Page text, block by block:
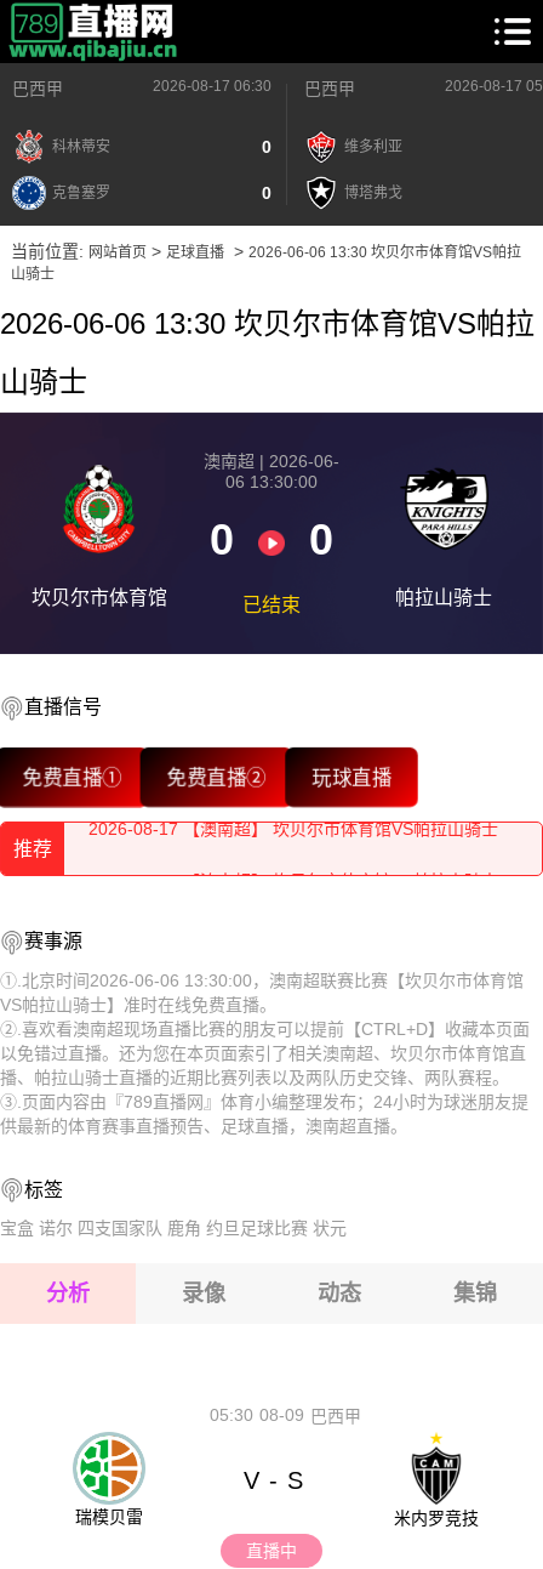
巴西甲 2026-08-17 06:30
科林蒂安 0
克鲁塞罗 0
巴西甲 2026-08-17
维多利亚
博塔弗戈
当前位置: 网站首页> 足球直播> 2026-06-06 13:30 坎贝尔市体育馆VS帕拉
山骑士
2026-06-06 13:30 坎贝尔市体育馆VS帕拉
山骑士
坎贝尔市体育馆
澳南超 | 2026-06-
06 13:30:00
0 0
已结束 帕拉山骑士
直播信号
免费直播① 免费直播② 玩球直播
推荐
2026-08-17 【澳南超】 坎贝尔市体育馆VS帕拉山骑士
2026-08-17 【澳南超】 坎贝尔市体育馆VS帕拉山骑士
2026-08-17 【澳南超】 坎贝尔市体育馆VS帕拉山骑士
2026-08-17 【澳南超】 坎贝尔市体育馆VS帕拉山骑士
2026-08-17 【澳南超】 坎贝尔市体育馆VS帕拉山骑士
2026-08-17 【澳南超】 坎贝尔市体育馆VS帕拉山骑士
2026-08-17 【澳南超】 坎贝尔市体育馆VS帕拉山骑士
2026-08-17 【澳南超】 坎贝尔市体育馆VS帕拉山骑士
2026-08-17 【澳南超】 坎贝尔市体育馆VS帕拉山骑士
赛事源
①.北京时间2026-06-06 13:30:00，澳南超联赛比赛【坎贝尔市体育馆
VS帕拉山骑士】准时在线免费直播。
②.喜欢看澳南超现场直播比赛的朋友可以提前【CTRL+D】收藏本页面
以免错过直播。还为您在本页面索引了相关澳南超、坎贝尔市体育馆直
播、帕拉山骑士直播的近期比赛列表以及两队历史交锋、两队赛程。
③.页面内容由『789直播网』体育小编整理发布；24小时为球迷朋友提
供最新的体育赛事直播预告、足球直播，澳南超直播。
标签
宝盒 诺尔 四支国家队 鹿角 约旦足球比赛 状元
分析 录像 动态 集锦
08-09
05:30 巴西甲
瑞模贝雷
V - S
米内罗竞技
直播中